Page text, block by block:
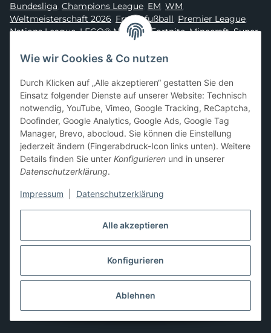
Bundesliga, Champions League, EM, WM,
Weltmeisterschaft 2026, Frauenfußball, Premier League,
Nations League, LEGO® Ninjago Fortnite,Minecraft,Super
Asterix
Sammelkarten-Zubehör &
Schutzprodukte
Card Sleeves, Penny Sleeves, Premium Sleeves,Toploader
Magnetic Holder, Sammelalben / Binder / Pocket Pages
Deckboxen ,Playmats undAufbewahrungslösungen
Vertrag widerrufen
* Alle Preise inkl. gesetzlicher USt., zzgl.Versand
** Differenzbesteuerung gemäß § 25a UStG,
Alle akzeptieren
Konfigurieren
Ablehnen
Wie wir Cookies & Co nutzen
Durch Klicken auf „Alle akzeptieren“ gestatten Sie den
Einsatz folgender Dienste auf unserer Website: Technisch
notwendig, YouTube, Vimeo, Google Tracking, ReCaptcha,
Doofinder, Google Analytics, Google Ads, Google Tag
Manager, Brevo, abocloud. Sie können die Einstellung
jederzeit ändern (Fingerabdruck-Icon links unten). Weitere
Details finden Sie unter Konfigurieren und in unserer
Datenschutzerklärung.
Impressum Datenschutzerklärung